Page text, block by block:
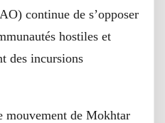
continue de s’opposer
hostiles et
des incursions
de Mokhtar